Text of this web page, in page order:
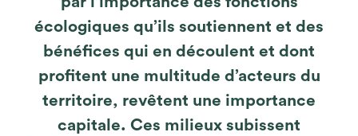
écologiques qu’ils soutiennent et des
bénéfices qui en découlent et dont
profitent une multitude d’acteurs du
territoire, revêtent une importance
capitale. Ces milieux subissent